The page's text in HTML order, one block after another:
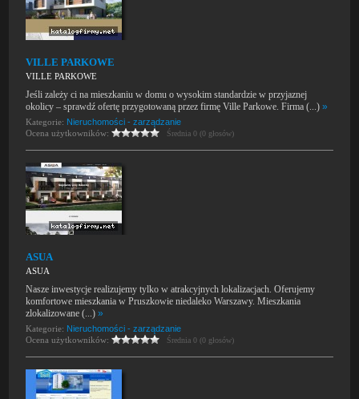
VILLE PARKOWE
VILLE PARKOWE
Jeśli zależy ci na mieszkaniu w domu o wysokim standardzie w przyjaznej
okolicy – sprawdź ofertę przygotowaną przez firmę Ville Parkowe. Firma (...)»
Kategorie: Nieruchomości - zarządzanie
Ocena użytkowników:
Średnia 0 (0 głosów)
ASUA
ASUA
Nasze inwestycje realizujemy tylko w atrakcyjnych lokalizacjach. Oferujemy
komfortowe mieszkania w Pruszkowie niedaleko Warszawy. Mieszkania
zlokalizowane (...)»
Kategorie: Nieruchomości - zarządzanie
Ocena użytkowników:
Średnia 0 (0 głosów)